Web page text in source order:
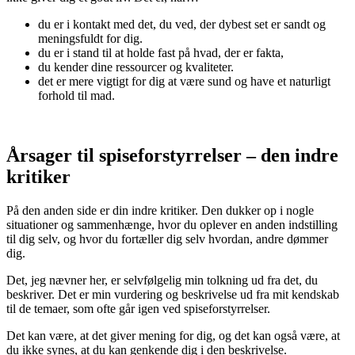
du er i kontakt med det, du ved, der dybest set er sandt og
meningsfuldt for dig.
du er i stand til at holde fast på hvad, der er fakta,
du kender dine ressourcer og kvaliteter.
det er mere vigtigt for dig at være sund og have et naturligt
forhold til mad.
Årsager til spiseforstyrrelser – den indre
kritiker
På den anden side er din indre kritiker. Den dukker op i nogle
situationer og sammenhænge, hvor du oplever en anden indstilling
til dig selv, og hvor du fortæller dig selv hvordan, andre dømmer
dig.
Det, jeg nævner her, er selvfølgelig min tolkning ud fra det, du
beskriver. Det er min vurdering og beskrivelse ud fra mit kendskab
til de temaer, som ofte går igen ved spiseforstyrrelser.
Det kan være, at det giver mening for dig, og det kan også være, at
du ikke synes, at du kan genkende dig i den beskrivelse.